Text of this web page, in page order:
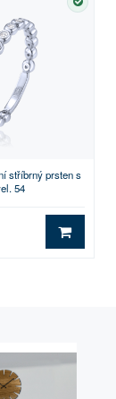
stříbrný prsten s
54
DO